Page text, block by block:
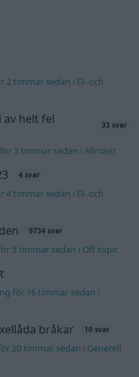
2 timmar sedan i El- och
helt fel
33 svar
3 timmar sedan i Allmänt
4 svar
4 timmar sedan i El- och
9734 svar
5 timmar sedan i Off topic
för 16 timmar sedan i
bråkar 10 svar
20 timmar sedan i Generell